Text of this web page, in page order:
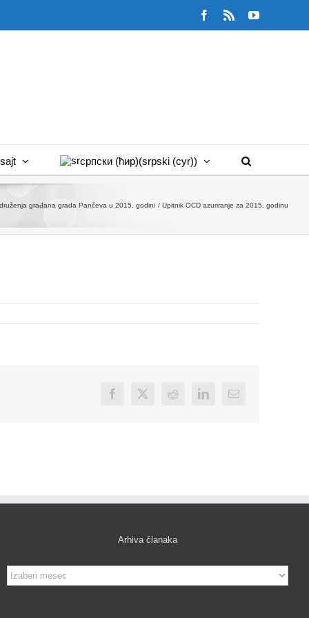
Facebook
Rss YouTube
српски (ћир)(srpski (cyr))
građana grada Pančeva u 2015. godini Upitnik OCD azuriranje za 2015. godinu
Facebook
X Reddit LinkedInEmail
Arhiva članaka
Arhiva
članaka